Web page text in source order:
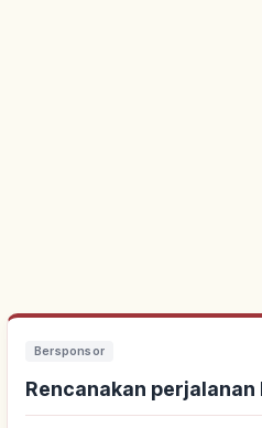
Bersponsor
Rencanakan perjalanan